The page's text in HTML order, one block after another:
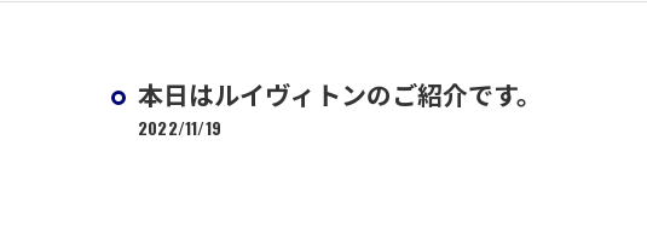
本日はルイヴィトンのご紹介です。
2022/11/19